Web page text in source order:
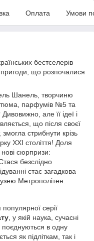
Оплата Умови
бестселерів
що розпочалися
Шанель, творчиню
парфумів №5 та
але її ідеї і
що після своєї
стрибнути крізь
ХХІ століття! Доля
нові сюрпризи:
безслідно
стає загадкова
Метрополітен.
серії
, у якій наука, сучасні
поєднуються в одну
як підліткам, так і